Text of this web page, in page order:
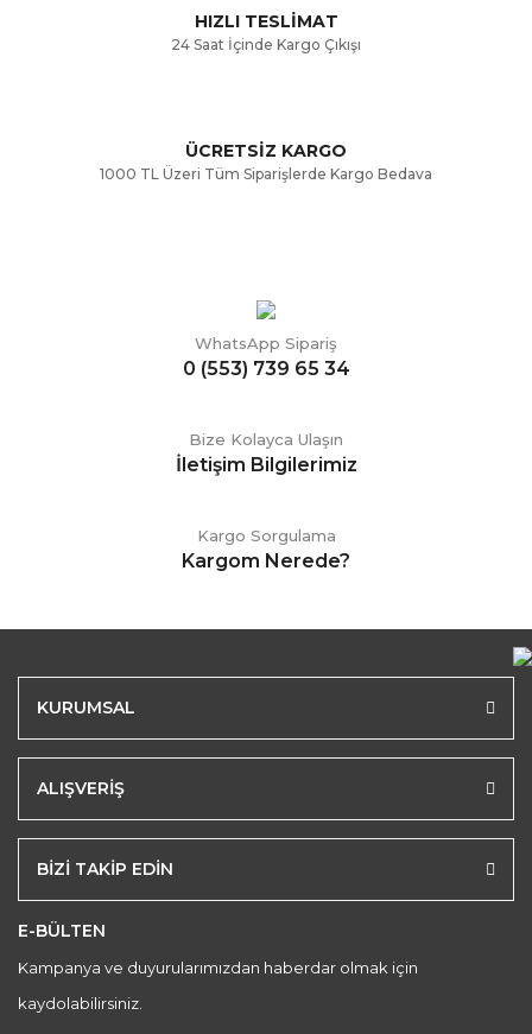
Gönder
HIZLI TESLİMAT
24 Saat İçinde Kargo Çıkışı
ÜCRETSİZ KARGO
1000 TL Üzeri Tüm Siparişlerde Kargo Bedava
WhatsApp Sipariş
0 (553) 739 65 34
Bize Kolayca Ulaşın
İletişim Bilgilerimiz
Kargo Sorgulama
Kargom Nerede?
KURUMSAL
ALIŞVERİŞ
BİZİ TAKİP EDİN
E-BÜLTEN
Kampanya ve duyurularımızdan haberdar olmak için
kaydolabilirsiniz.